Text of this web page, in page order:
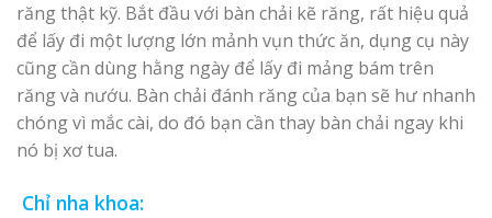
răng thật kỹ. Bắt đầu với bàn chải kẽ răng, rất hiệu quả
để lấy đi một lượng lớn mảnh vụn thức ăn, dụng cụ này
cũng cần dùng hằng ngày để lấy đi mảng bám trên
răng và nướu. Bàn chải đánh răng của bạn sẽ hư nhanh
chóng vì mắc cài, do đó bạn cần thay bàn chải ngay khi
nó bị xơ tua.
Chỉ nha khoa: